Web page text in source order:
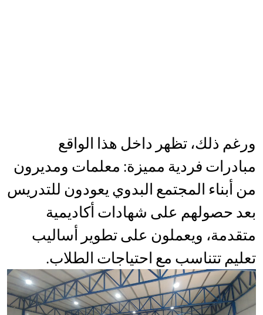
ورغم ذلك، تظهر داخل هذا الواقع
مبادرات فردية مميزة: معلمات ومديرون
من أبناء المجتمع البدوي يعودون للتدريس
بعد حصولهم على شهادات أكاديمية
متقدمة، ويعملون على تطوير أساليب
تعليم تتناسب مع احتياجات الطلاب.